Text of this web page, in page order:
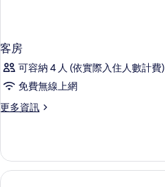
客房
可容納 4 人 (依實際入住人數計費)
免費無線上網
更多資訊
更
的
詳
情